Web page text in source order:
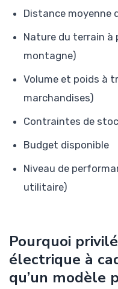
Distance moyenne
Nature du terrain à
montagne)
Volume et poids à
marchandises)
Contraintes de
Budget disponible
Niveau de
utilitaire)
Pourquoi
électrique à
qu’un modèle